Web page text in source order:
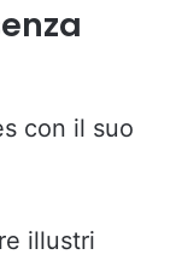
con il suo
illustri